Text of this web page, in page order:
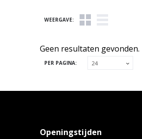
WEERGAVE:
Geen resultaten gevonden.
PER PAGINA:
Openingstijden